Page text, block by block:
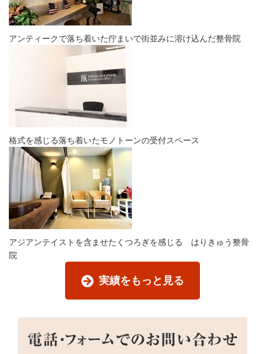
アンティークで落ち着いた佇まいで街並みに溶け込んだ整骨院
格式を感じる落ち着いたモノトーンの受付スペース
アジアンテイストを含ませたくつろぎを感じる はりきゅう整骨
院
実績をもっと見る